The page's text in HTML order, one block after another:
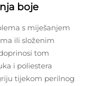
boje
s miješanjem
ili složenim
tom
i poliestera
tijekom perilnog